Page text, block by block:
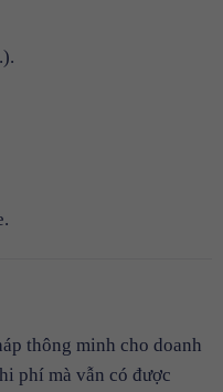
thông minh cho doanh
phí mà vẫn có được